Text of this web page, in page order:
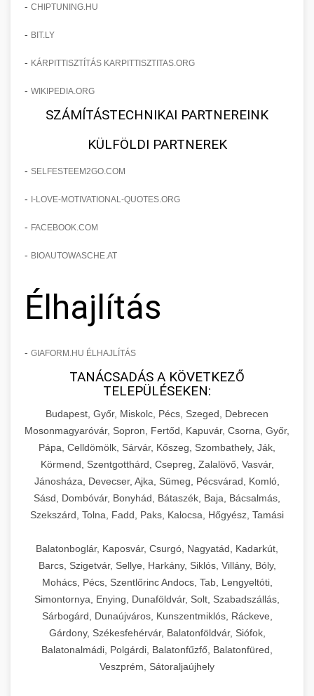
- CHIPTUNING.HU
- BIT.LY
- KÁRPITTISZTÍTÁS KARPITTISZTITAS.ORG
- WIKIPEDIA.ORG
SZÁMÍTÁSTECHNIKAI PARTNEREINK
KÜLFÖLDI PARTNEREK
- SELFESTEEM2GO.COM
- I-LOVE-MOTIVATIONAL-QUOTES.ORG
- FACEBOOK.COM
- BIOAUTOWASCHE.AT
Élhajlítás
- GIAFORM.HU ÉLHAJLÍTÁS
TANÁCSADÁS A KÖVETKEZŐ
TELEPÜLÉSEKEN:
Budapest, Győr, Miskolc, Pécs, Szeged, Debrecen
Mosonmagyaróvár, Sopron, Fertőd, Kapuvár, Csorna, Győr,
Pápa, Celldömölk, Sárvár, Kőszeg, Szombathely, Ják,
Körmend, Szentgotthárd, Csepreg, Zalalövő, Vasvár,
Jánosháza, Devecser, Ajka, Sümeg, Pécsvárad, Komló,
Sásd, Dombóvár, Bonyhád, Bátaszék, Baja, Bácsalmás,
Szekszárd, Tolna, Fadd, Paks, Kalocsa, Hőgyész, Tamási
Balatonboglár, Kaposvár, Csurgó, Nagyatád, Kadarkút,
Barcs, Szigetvár, Sellye, Harkány, Siklós, Villány, Bóly,
Mohács, Pécs, Szentlőrinc Andocs, Tab, Lengyeltóti,
Simontornya, Enying, Dunaföldvár, Solt, Szabadszállás,
Sárbogárd, Dunaújváros, Kunszentmiklós, Ráckeve,
Gárdony, Székesfehérvár, Balatonföldvár, Siófok,
Balatonalmádi, Polgárdi, Balatonfűzfő, Balatonfüred,
Veszprém, Sátoraljaújhely